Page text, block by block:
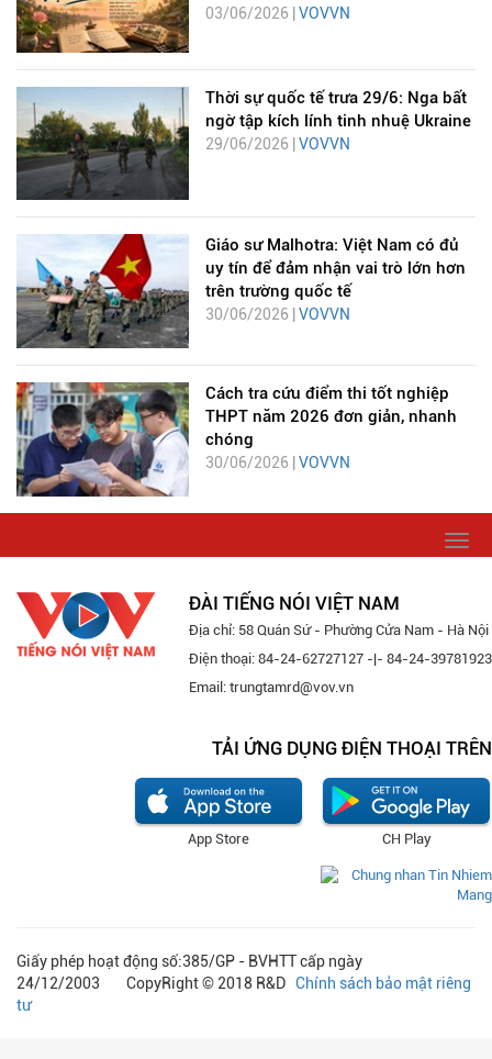
03/06/2026 | VOVVN
Thời sự quốc tế trưa 29/6: Nga bất
ngờ tập kích lính tinh nhuệ Ukraine
29/06/2026 | VOVVN
Giáo sư Malhotra: Việt Nam có đủ
uy tín để đảm nhận vai trò lớn hơn
trên trường quốc tế
30/06/2026 |VOVVN
Cách tra cứu điểm thi tốt nghiệp
THPT năm 2026 đơn giản, nhanh
chóng
30/06/2026 | VOVVN
ĐÀI TIẾNG NÓI VIỆT NAM
Địa chỉ: 58 Quán Sứ - Phường Cửa Nam - Hà Nội
Điện thoại: 84-24-62727127 -|- 84-24-39781923
Email: trungtamrd@vov.vn
TẢI ỨNG DỤNG ĐIỆN THOẠI TRÊN
CH Play
App Store
Giấy phép hoạt động số:385/GP - BVHTT cấp ngày
24/12/2003 CopyRight © 2018 R&D Chính sách bảo mật riêng
tư